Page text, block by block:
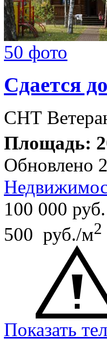
50 фото
Сдается
СНТ
Площадь:
Обновлено
100 000 руб.
500 руб./м2
Показать